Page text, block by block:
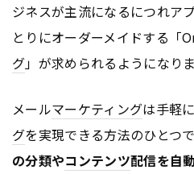
ジネスが主流になるにつれア
とりにオーダーメイドする「
グ」が求められるようになりま
メールマーケティングは手軽
グを実現できる方法のひとつで
の分類やコンテンツ配信を自